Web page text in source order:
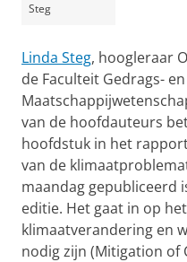
Steg
Linda Steg, hoogleraar
de Faculteit Gedrags- en
van de hoofdauteurs
hoofdstuk in het
van de
maandag gepubliceerd
editie. Het gaat in op
klimaatverandering en
nodig zijn (Mitigation of